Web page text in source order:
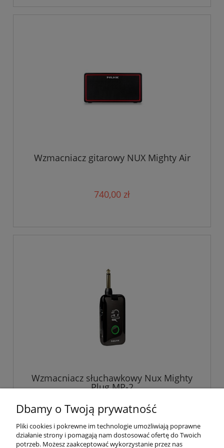
Wzmacniacz gitarowy NUX Mighty Air
740,00 zł
Wzmacniacz słuchawkowy Nux Mighty
Plug MP-2
369,00 zł
Dbamy o Twoją prywatność
Pliki cookies i pokrewne im technologie umożliwiają poprawne
działanie strony i pomagają nam dostosować ofertę do Twoich
potrzeb. Możesz zaakceptować wykorzystanie przez nas